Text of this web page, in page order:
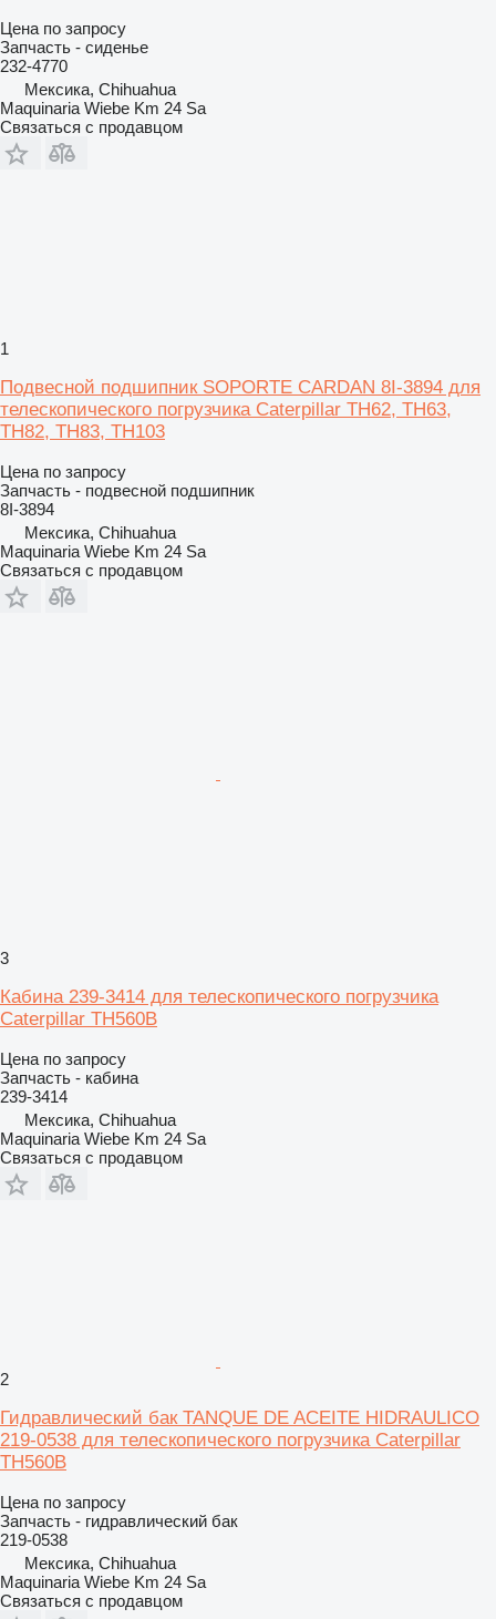
Цена по запросу
Запчасть - сиденье
232-4770
Мексика, Chihuahua
Maquinaria Wiebe Km 24 Sa
Связаться с продавцом
1
Подвесной подшипник SOPORTE CARDAN 8I-3894 для
телескопического погрузчика Caterpillar TH62, TH63,
TH82, TH83, TH103
Цена по запросу
Запчасть - подвесной подшипник
8I-3894
Мексика, Chihuahua
Maquinaria Wiebe Km 24 Sa
Связаться с продавцом
3
Кабина 239-3414 для телескопического погрузчика
Caterpillar TH560B
Цена по запросу
Запчасть - кабина
239-3414
Мексика, Chihuahua
Maquinaria Wiebe Km 24 Sa
Связаться с продавцом
2
Гидравлический бак TANQUE DE ACEITE HIDRAULICO
219-0538 для телескопического погрузчика Caterpillar
TH560B
Цена по запросу
Запчасть - гидравлический бак
219-0538
Мексика, Chihuahua
Maquinaria Wiebe Km 24 Sa
Связаться с продавцом